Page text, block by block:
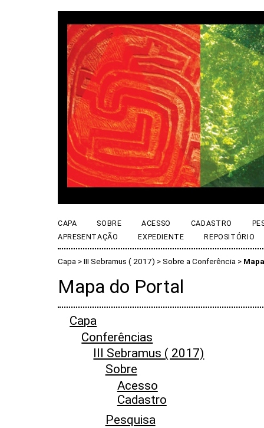
CAPA SOBRE ACESSO CADASTRO
APRESENTAÇÃO
EXPEDIENTE REPOSITÓRIO
Capa > III Sebramus ( 2017) > Sobre a Conferência >
Mapa do Portal
Capa
Conferências
III Sebramus ( 2017)
Sobre
Acesso
Cadastro
Pesquisa